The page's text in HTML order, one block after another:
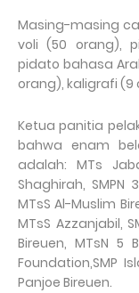
Masing-masing
voli (50 orang),
pidato bahasa
orang), kaligrafi (9
Ketua panitia
bahwa enam
adalah: MTs
Shaghirah, SMPN
MTsS Al-Muslim
MTsS Azzanjabil,
Bireuen, MTsN 5
Foundation,SMP
Panjoe Bireuen.